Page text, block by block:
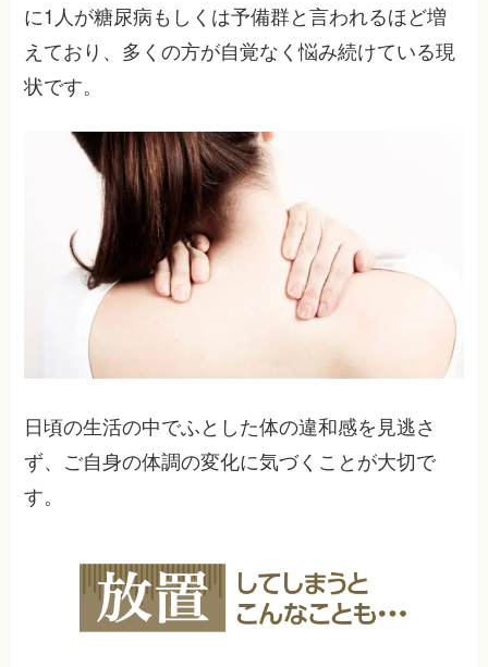
に1人が糖尿病もしくは予備群と言われるほど増
えており、多くの方が自覚なく悩み続けている現
状です。
日頃の生活の中でふとした体の違和感を見逃さ
ず、ご自身の体調の変化に気づくことが大切で
す。